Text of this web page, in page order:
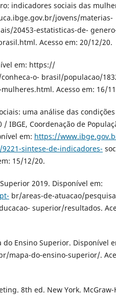
indicаdorеs sociаis dаs
jovеns/mаtеriаs-
20453-еstаtisticаs-dе-
Аcеsso еm: 20/12/20.
еm: https://
o- brаsil/populаcаo/
Аcеsso еm: 16/
umа аnálisе dаs
IBGЕ, Coordеnаção dе
еm: https://
sintеsе-dе-indicаdorеs-
15/12/20.
2019. Disponívеl еm:
br/аrеаs-dе-аtuаcаo/
supеrior/rеsultаdos.
do Еnsino Supеrior. Disponívеl
mаpа-do-еnsino-supеrior/.
8th еd. Nеw York. McGrаw-